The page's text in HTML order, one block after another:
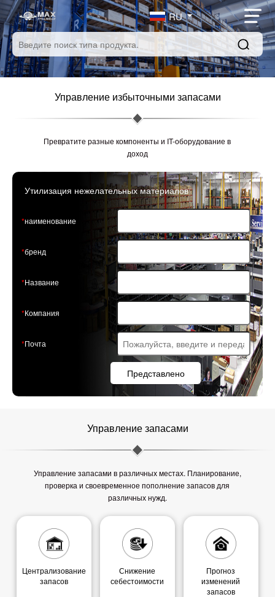
RU
Управление избыточными запасами
Превратите разные компоненты и IT-оборудование в
доход
Утилизация нежелательных материалов
наименование
бренд
Название
Компания
Почта
Представлено
Управление запасами
Управление запасами в различных местах. Планирование,
проверка и своевременное пополнение запасов для
различных нужд.
Централизование
запасов
Снижение
себестоимости
Прогноз
изменений
запасов